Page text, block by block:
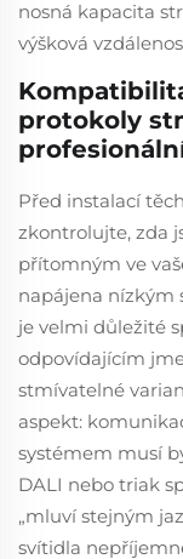
nosná kapacita
výšková
protokoly
Před instalací
zkontrolujte, zda
přítomným ve
napájena nízkým
je velmi důležité
odpovídajícím
stmívatelné
aspekt:
systémem musí
DALI nebo triak
„mluví stejným
svítidla